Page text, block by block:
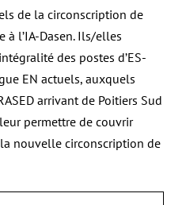
de la circonscription de
à l’IA-Dasen. Ils/elles
des postes d’ES-
EN actuels, auxquels
arrivant de Poitiers Sud
permettre de couvrir
nouvelle circonscription de